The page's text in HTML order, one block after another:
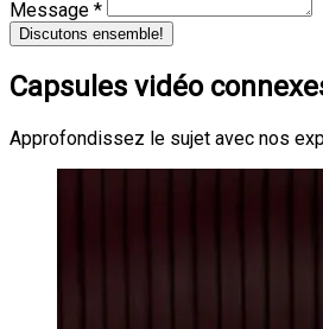
Message *
Discutons ensemble!
Capsules vidéo
Approfondissez le sujet avec nos